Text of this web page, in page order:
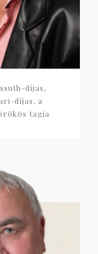
díjas,
díjas, a
tagja